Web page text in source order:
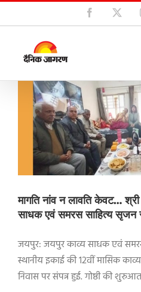
Skip
to
Facebook
मागति नांव न लावति केवट…
साधक एवं समरस साहित्य सृजन
जयपुर: जयपुर काव्य साधक एवं
स्थानीय इकाई की 12वीं मासिक
निवास पर संपन्न हुई. गोष्ठी की